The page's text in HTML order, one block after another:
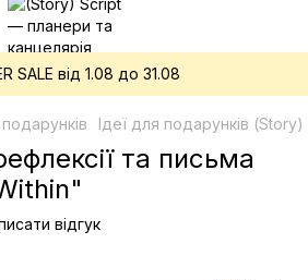
SALE від 1.08 до 31.08
Ідеї для подарунків
та письма
відгук